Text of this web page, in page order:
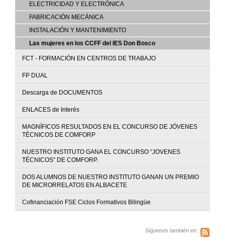
ELECTRICIDAD Y ELECTRÓNICA
FABRICACIÓN MECÁNICA
INSTALACIÓN Y MANTENIMIENTO
Las mujeres en los CCFF del IES Don Bosco
FCT - FORMACIÓN EN CENTROS DE TRABAJO
FP DUAL
Descarga de DOCUMENTOS
ENLACES de Interés
MAGNÍFICOS RESULTADOS EN EL CONCURSO DE JÓVENES
TÉCNICOS DE COMFORP
NUESTRO INSTITUTO GANA EL CONCURSO “JOVENES
TÉCNICOS” DE COMFORP.
DOS ALUMNOS DE NUESTRO INSTITUTO GANAN UN PREMIO
DE MICRORRELATOS EN ALBACETE
Cofinanciación FSE Ciclos Formativos Bilingüe
Síguenos también en: